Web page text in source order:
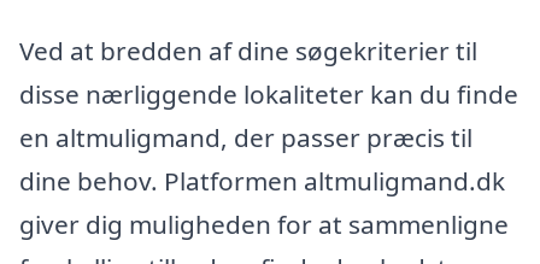
Ved at bredden af dine søgekriterier til
disse nærliggende lokaliteter kan du finde
en altmuligmand, der passer præcis til
dine behov. Platformen altmuligmand.dk
giver dig muligheden for at sammenligne